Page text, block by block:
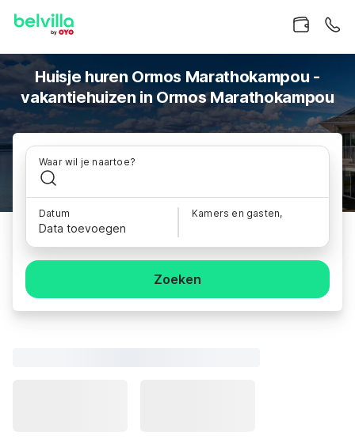
Huisje huren Ormos Marathokampou -
vakantiehuizen in Ormos Marathokampou
Waar wil je naartoe?
Datum
Data toevoegen
Kamers en gasten,
Zoeken